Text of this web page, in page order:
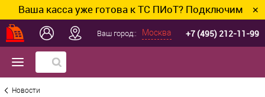
касса уже готова к ТС ПИоТ? Подключим и ✕
Ваш город:: Москва +7 (495) 212-11-99
Новости